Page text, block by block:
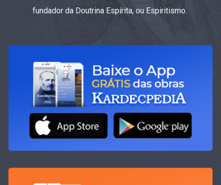
fundador da Doutrina Espírita, ou Espiritismo.